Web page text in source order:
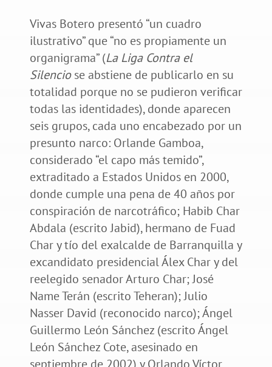
Vivas Botero presentó “un cuadro
ilustrativo” que “no es propiamente un
organigrama” (La Liga Contra el
Silenciose abstiene de publicarlo en su
totalidad porque no se pudieron verificar
todas las identidades), donde aparecen
seis grupos, cada uno encabezado por un
presunto narco: Orlande Gamboa,
considerado “el capo más temido”,
extraditado a Estados Unidos en 2000,
donde cumple una pena de 40 años por
conspiración de narcotráfico; Habib Char
Abdala (escrito Jabid), hermano de Fuad
Char y tío del exalcalde de Barranquilla y
excandidato presidencial Álex Char y del
reelegido senador Arturo Char; José
Name Terán (escrito Teheran); Julio
Nasser David (reconocido narco); Ángel
Guillermo León Sánchez (escrito Ángel
León Sánchez Cote, asesinado en
septiembre de 2002) y Orlando Víctor